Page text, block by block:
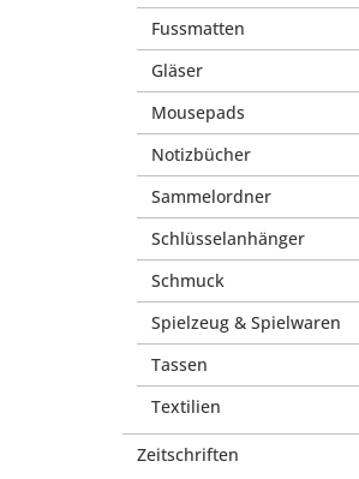
Fussmatten
Gläser
Mousepads
Notizbücher
Sammelordner
Schlüsselanhänger
Schmuck
Spielzeug & Spielwaren
Tassen
Textilien
Zeitschriften